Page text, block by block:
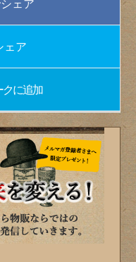
ェア
ェア
クに追加